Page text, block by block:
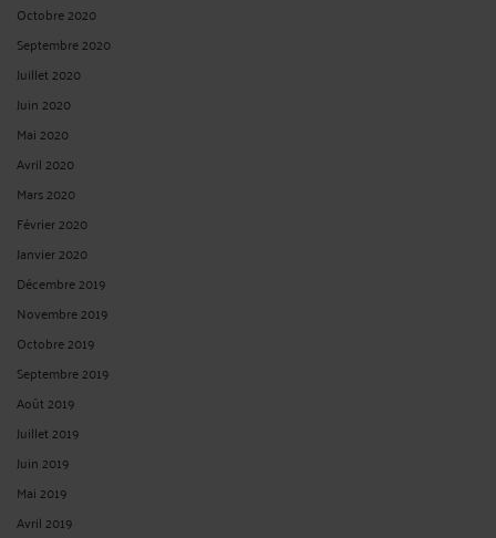
Octobre 2020
Septembre 2020
Juillet 2020
Juin 2020
Mai 2020
Avril 2020
Mars 2020
Février 2020
Janvier 2020
Décembre 2019
Novembre 2019
Octobre 2019
Septembre 2019
Août 2019
Juillet 2019
Juin 2019
Mai 2019
Avril 2019